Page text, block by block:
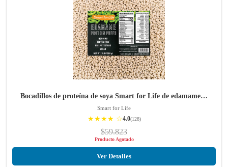
Bocadillos de proteína de soya Smart for Life de edamame…
Smart for Life
★★★★ ☆4.0(128)
$59.823
Producto Agotado
Ver Detalles